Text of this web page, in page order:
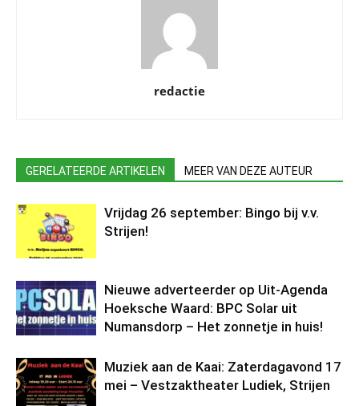
redactie
GERELATEERDE ARTIKELEN MEER VAN DEZE AUTEUR
Vrijdag 26 september: Bingo bij v.v.
Strijen!
Nieuwe adverteerder op Uit-Agenda
Hoeksche Waard: BPC Solar uit
Numansdorp – Het zonnetje in huis!
Muziek aan de Kaai: Zaterdagavond 17
mei – Vestzaktheater Ludiek, Strijen